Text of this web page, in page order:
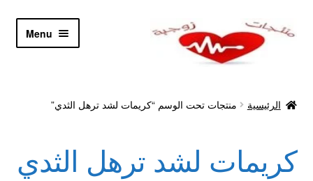
Skip
Skip
Menu
أدوية تكبير و تضخيم العضو
الرئيسية منتجات تحت الوسم “كريمات لشد ترهل الثدي”
كريمات لشد ترهل الثدي